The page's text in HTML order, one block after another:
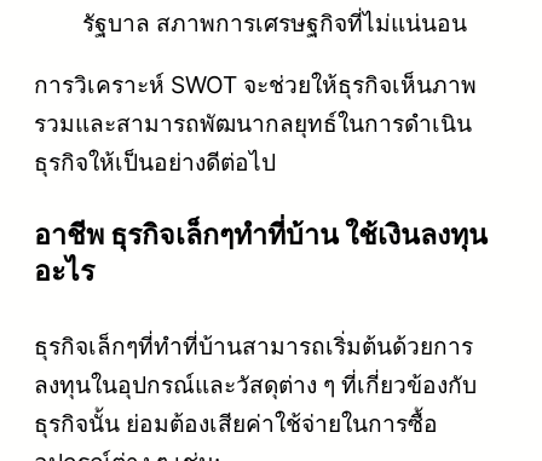
รัฐบาล สภาพการเศรษฐกิจที่ไม่แน่นอน
การวิเคราะห์ SWOT จะช่วยให้ธุรกิจเห็นภาพ
รวมและสามารถพัฒนากลยุทธ์ในการดำเนิน
ธุรกิจให้เป็นอย่างดีต่อไป
อาชีพ ธุรกิจเล็กๆทําที่บ้าน ใช้เงินลงทุน
อะไร
ธุรกิจเล็กๆที่ทำที่บ้านสามารถเริ่มต้นด้วยการ
ลงทุนในอุปกรณ์และวัสดุต่าง ๆ ที่เกี่ยวข้องกับ
ธุรกิจนั้น ย่อมต้องเสียค่าใช้จ่ายในการซื้อ